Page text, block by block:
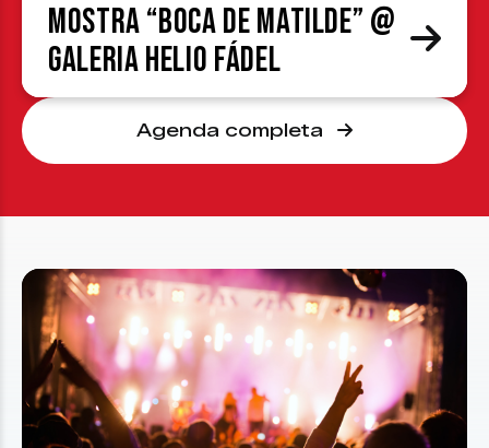
Mostra “Boca de Matilde” @
Galeria Helio Fádel
Agenda completa